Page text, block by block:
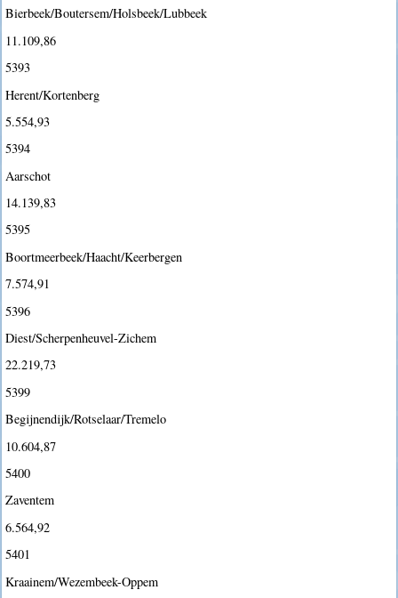
Bierbeek/Boutersem/Holsbeek/Lubbeek
11.109,86
5393
Herent/Kortenberg
5.554,93
5394
Aarschot
14.139,83
5395
Boortmeerbeek/Haacht/Keerbergen
7.574,91
5396
Diest/Scherpenheuvel-Zichem
22.219,73
5399
Begijnendijk/Rotselaar/Tremelo
10.604,87
5400
Zaventem
6.564,92
5401
Kraainem/Wezembeek-Oppem